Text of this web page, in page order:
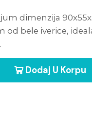
dimenzija
bele iverice,
Dodaj U Korpu